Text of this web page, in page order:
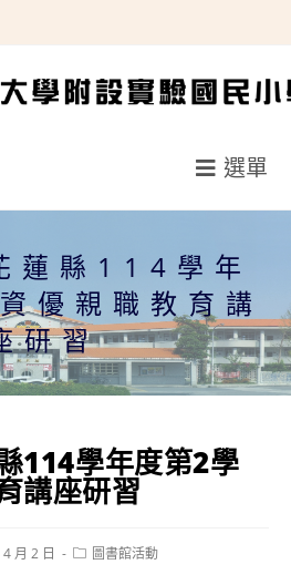
選單
蓮縣114學年
優親職教育講
研習
114學年度第2學
講座研習
月 2 日
Post圖書館活動